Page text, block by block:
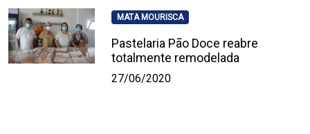
MATA MOURISCA
Pastelaria Pão Doce reabre
totalmente remodelada
27/06/2020